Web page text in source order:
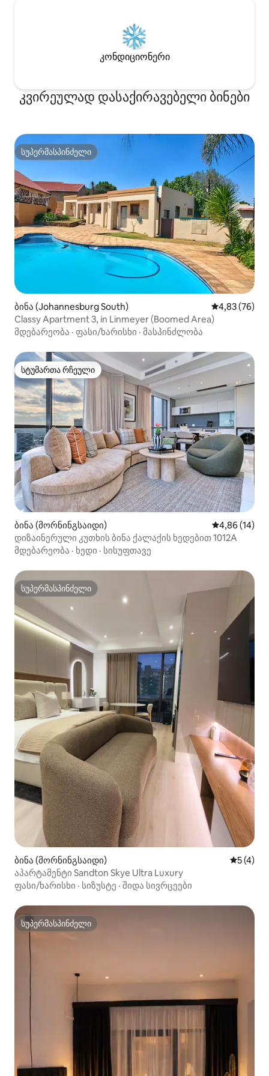
კონდიციონერი
კვირეულად დასაქირავებელი ბინები
სუპერმასპინძელი
სუპერმასპინძელი
ბინა (Johannesburg South) საშუალო
4,83 (76)
Classy Apartment 3, in Linmeyer (Boomed Area)
მდებარეობა · ფასი/ხარისხი · მასპინძლობა
სტუმართა რჩეული
სტუმართა რჩეული
ბინა (მორნინგსაიდი) საშუალო
4,86 (14)
დიზაინერული კუთხის ბინა ქალაქის ხედებით 1012A
მდებარეობა · ხედი · სისუფთავე
სუპერმასპინძელი
სუპერმასპინძელი
ბინა (მორნინგსაიდი)
5 (4)
აპარტამენტი Sandton Skye Ultra Luxury
ფასი/ხარისხი · სიზუსტე · შიდა სივრცეები
სუპერმასპინძელი
სუპერმასპინძელი